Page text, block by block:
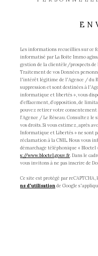
Les informations recueillies sur ce
informatisé par La Boite Immo
gestion de la clientèle/prospects de
Traitement de vos Données
l'intérêt légitime de l'Agence / du
suppression et sont destinées à
informatique et libertés », vous
d’effacement, d’opposition, de
pouvez retirer votre
l’Agence / Le Réseau. Consultez le
vos droits. Si vous estimez, après
Informatique et Libertés » ne sont
réclamation à la CNIL. Nous vous
démarchage téléphonique « Bloctel
s://www.bloctel.gouv.fr. Dans le
vous invitons à ne pas inscrire de
Ce site est protégé par reCAPTCHA,
ns d'utilisationde Google